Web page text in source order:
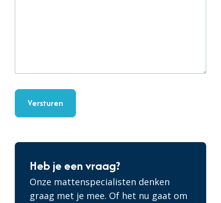
Versturen
Heb je een vraag?
Onze mattenspecialisten denken
graag met je mee. Of het nu gaat om